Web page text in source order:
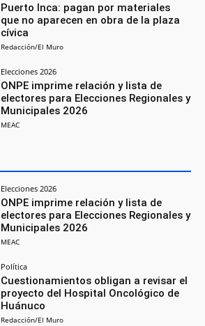
Puerto Inca: pagan por materiales
que no aparecen en obra de la plaza
cívica
Redacción/El Muro
Elecciones 2026
ONPE imprime relación y lista de
electores para Elecciones Regionales y
Municipales 2026
MEAC
Elecciones 2026
ONPE imprime relación y lista de
electores para Elecciones Regionales y
Municipales 2026
MEAC
Política
Cuestionamientos obligan a revisar el
proyecto del Hospital Oncológico de
Huánuco
Redacción/El Muro